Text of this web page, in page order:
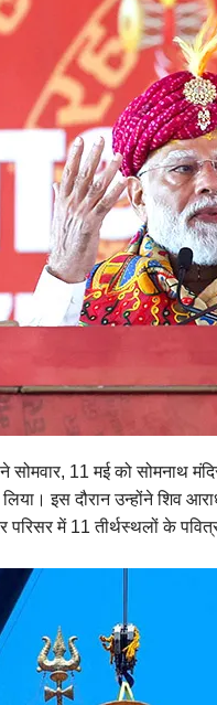
सोमवार, 11 मई को सोमनाथ
इस दौरान उन्होंने शिव
परिसर में 11 तीर्थस्थलों के